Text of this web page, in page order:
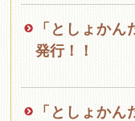
「としょか
発行！！
「としょか